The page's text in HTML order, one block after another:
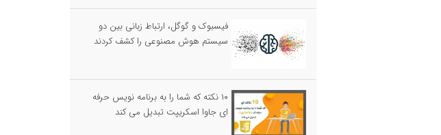
فیسبوک و گوگل، ارتباط زبانی بین دو
سیستم هوش مصنوعی را کشف کردند
۱۰ نکته که شما را به برنامه نویس حرفه
ای جاوا اسکریپت تبدیل می کند